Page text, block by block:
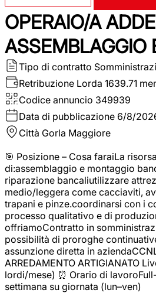
OPERAIO/A
ASSEMBLAGGIO
Tipo di contratto
Retribuzione Lorda 1639.71
Codice annuncio 349939
Data di pubblicazione 6/8/
Città Gorla Maggiore
🎯 Posizione – Cosa faraiLa
di:assemblaggio e montaggio
riparazione bancaliutilizzare
medio/leggera come cacciaviti,
trapani e pinze.coordinarsi con i
processo qualitativo e di
offriamoContratto in
possibilità di proroghe
assunzione diretta in
ARREDAMENTO ARTIGIANATO
lordi/mese) ⏰ Orario di
settimana su giornata (lun–ven)